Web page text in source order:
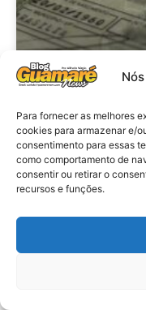
Para fornecer as melhores
cookies para armazenar e/
consentimento para essas
como comportamento de
consentir ou retirar o
recursos e funções.
Brasil:
753 casos
antes das